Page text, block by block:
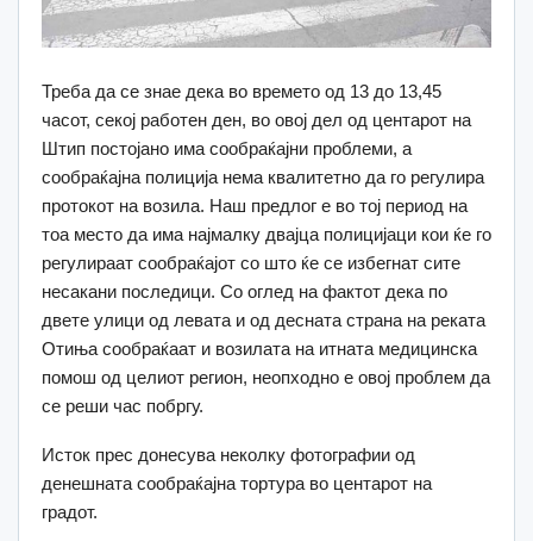
Треба да се знае дека во времето од 13 до 13,45
часот, секој работен ден, во овој дел од центарот на
Штип постојано има сообраќајни проблеми, а
сообраќајна полиција нема квалитетно да го регулира
протокот на возила. Наш предлог е во тој период на
тоа место да има најмалку двајца полицијаци кои ќе го
регулираат сообраќајот со што ќе се избегнат сите
несакани последици. Со оглед на фактот дека по
двете улици од левата и од десната страна на реката
Отиња сообраќаат и возилата на итната медицинска
помош од целиот регион, неопходно е овој проблем да
се реши час побргу.
Исток прес донесува неколку фотографии од
денешната сообраќајна тортура во центарот на
градот.